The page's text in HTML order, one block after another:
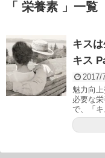
「 栄養素 」一覧
キス
キス
2017/
魅力向
必要な
で、「キ